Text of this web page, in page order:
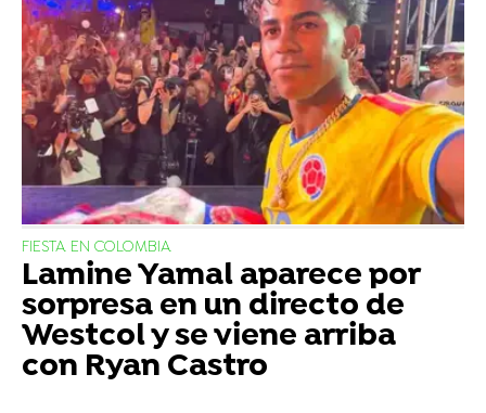
FIESTA EN COLOMBIA
Lamine Yamal aparece por
sorpresa en un directo de
Westcol y se viene arriba
con Ryan Castro